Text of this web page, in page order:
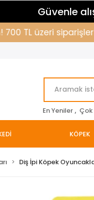
Güvenle
TL üzeri
En Yeniler ,
KÖPEK
Diş İpi Köpek